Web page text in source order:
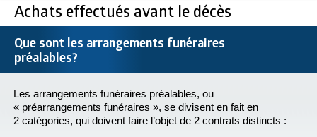
Achats effectués avant le décès
Que sont les arrangements funéraires
préalables?
Les arrangements funéraires préalables, ou
« préarrangements funéraires », se divisent en fait en
2 catégories, qui doivent faire l’objet de 2 contrats distincts :